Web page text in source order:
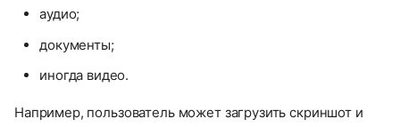
аудио;
документы;
иногда видео.
Например, пользователь может загрузить скриншот и